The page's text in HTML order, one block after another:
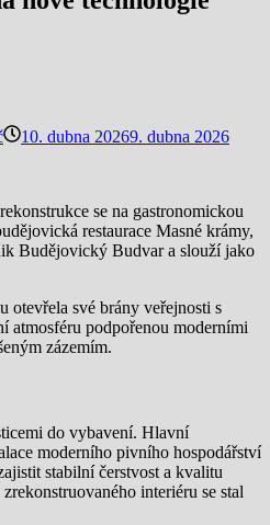
10. dubna 20269. dubna 2026
se na gastronomickou
restaurace Masné krámy,
Budějovický Budvar a slouží jako
otevřela své brány veřejnosti s
atmosféru podpořenou moderními
zázemím.
do vybavení. Hlavní
moderního pivního hospodářství
stabilní čerstvost a kvalitu
interiéru se stal